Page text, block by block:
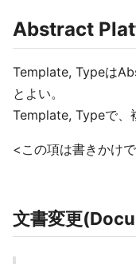
Abstract
Template, Typeは
とよい。
Template, Typeで、
<この項は書きかけ
文書変更